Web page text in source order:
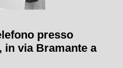
presso
in via Bramante a